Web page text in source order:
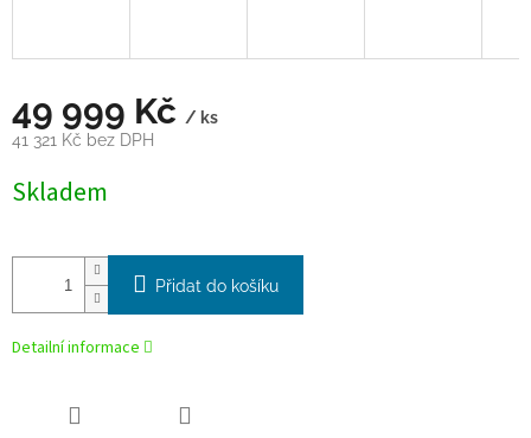
49 999 Kč / ks
41 321 Kč bez DPH
cena:
Skladem
Přidat do košíku
Detailní informace